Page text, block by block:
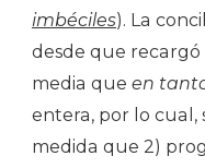
imbéciles). La
desde que recargó
media que en
entera, por lo cual,
medida que 2)